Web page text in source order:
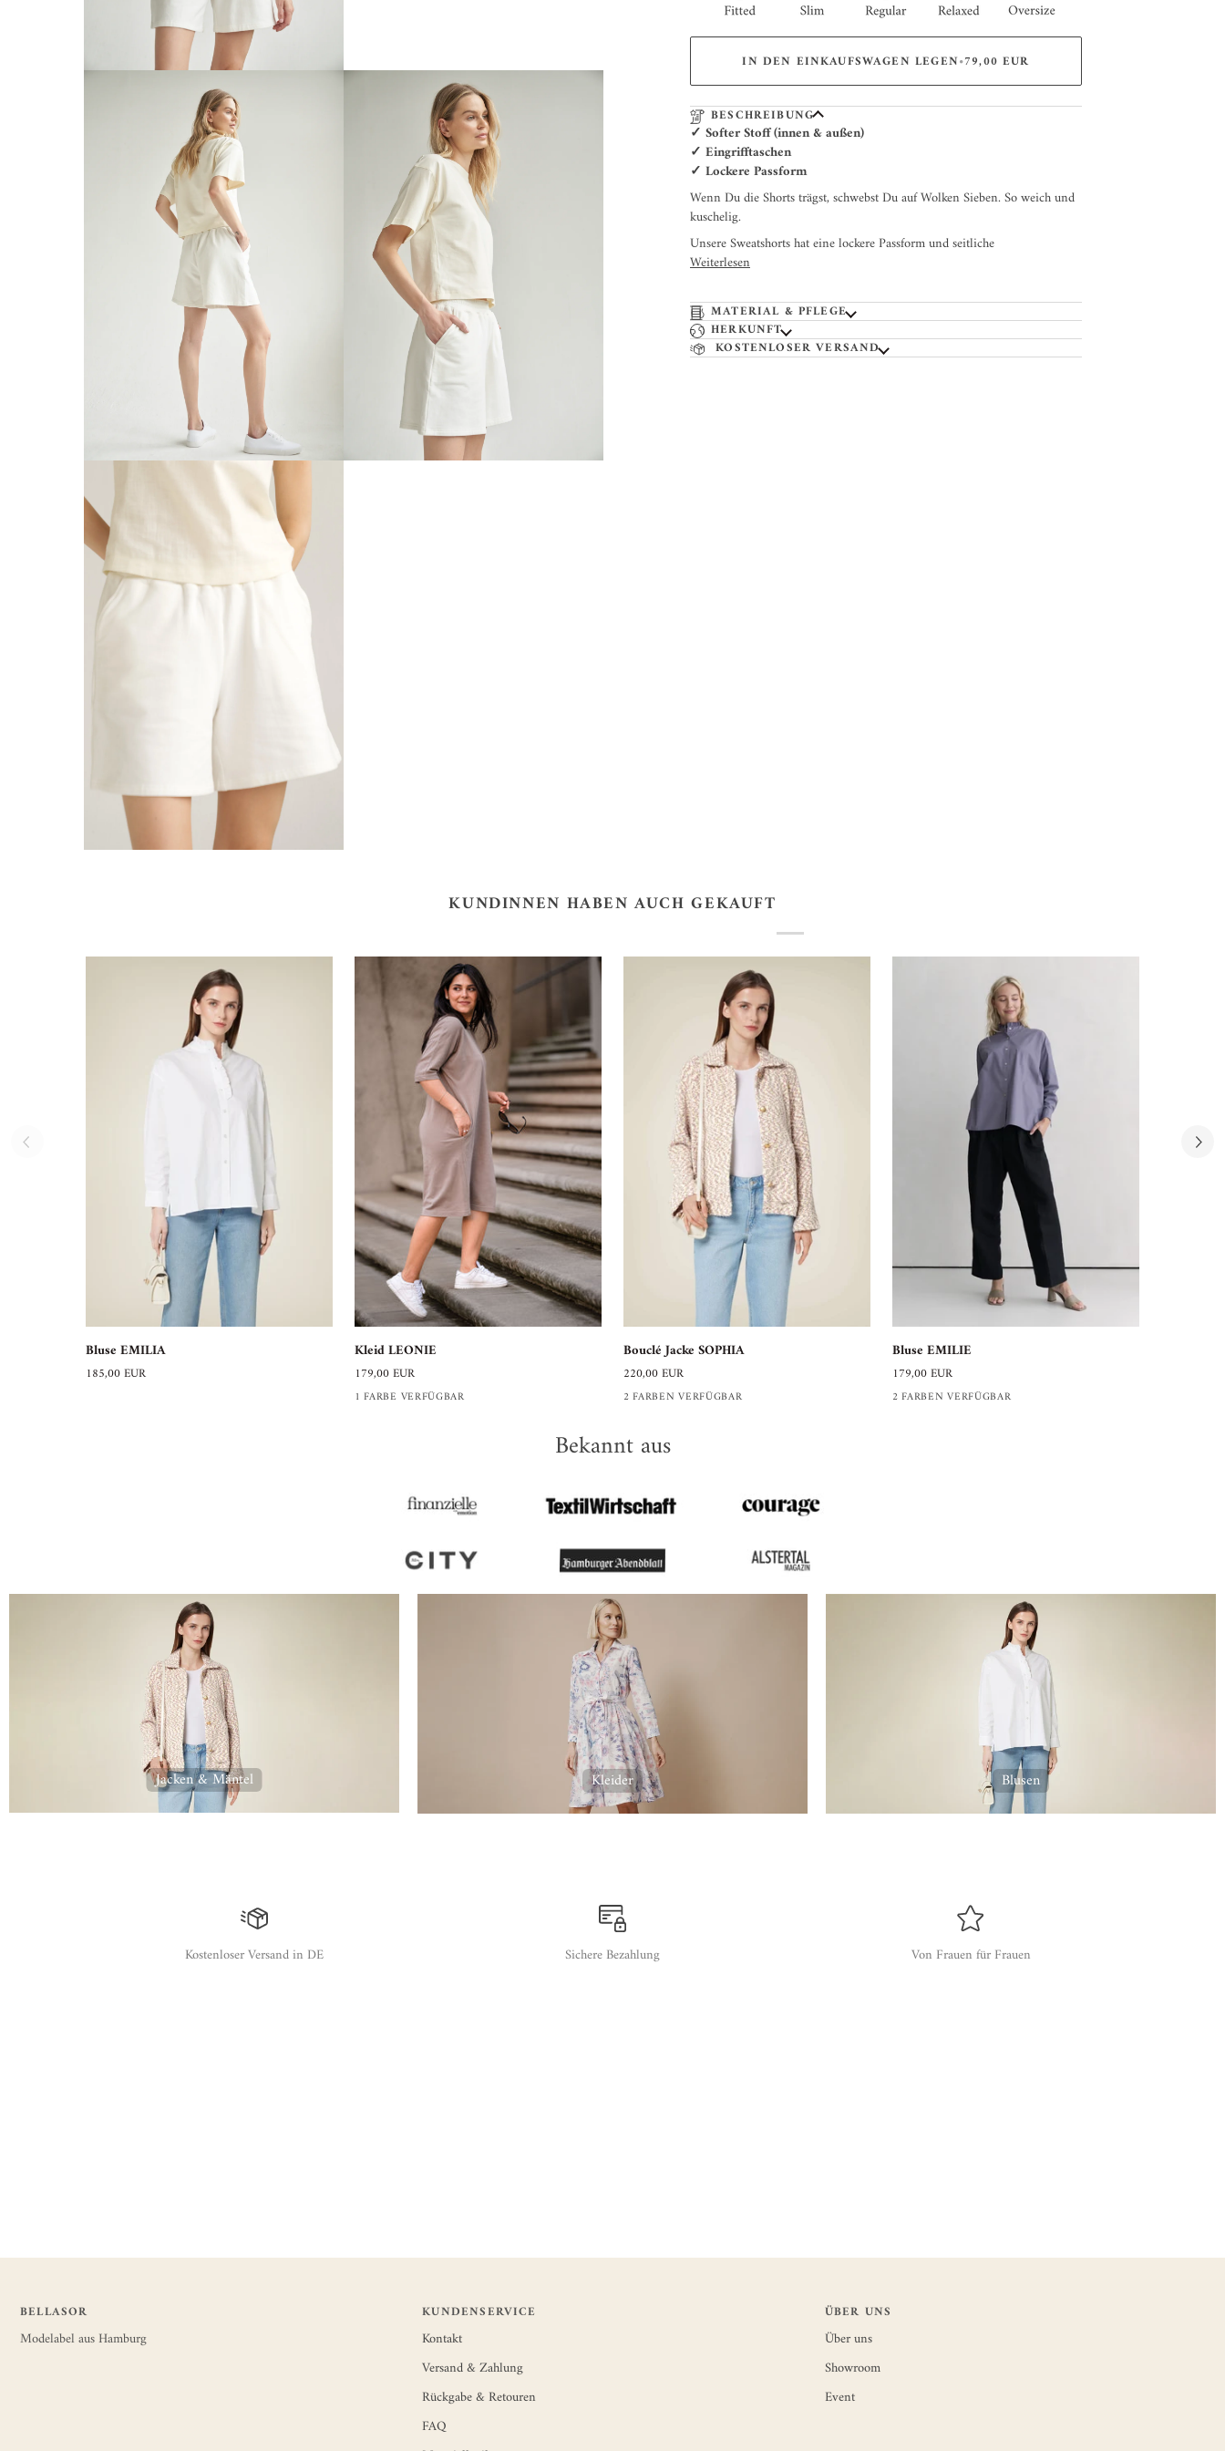
IN DEN EINKAUFSWAGEN LEGEN•79,00 EUR
BESCHREIBUNG
✓ Softer Stoff (innen & außen)
✓ Eingrifftaschen
✓ Lockere Passform
Wenn Du die Shorts trägst, schwebst Du auf Wolken Sieben. So weich und
kuschelig.
Unsere Sweatshorts hat eine lockere Passform und seitliche
Weiterlesen
MATERIAL & PFLEGE
HERKUNFT
KOSTENLOSER VERSAND
KUNDINNEN HABEN AUCH GEKAUFT
Bluse
Bluse EMILIA
185,00 EUR
Kleid
Kleid LEONIE
179,00 EUR
1 FARBE VERFÜGBAR
Bouclé
SOPHIA
Bouclé Jacke SOPHIA
220,00 EUR
2 FARBEN VERFÜGBAR
Bluse
Bluse EMILIE
179,00 EUR
2 FARBEN VERFÜGBAR
Bekannt aus
Jacken & Mäntel Kleider Blusen
Kostenloser Versand in DE Sichere Bezahlung Von Frauen für Frauen
BELLASOR
Modelabel aus Hamburg
KUNDENSERVICE
Kontakt
Versand & Zahlung
Rückgabe & Retouren
FAQ
ÜBER UNS
Über uns
Showroom
Event